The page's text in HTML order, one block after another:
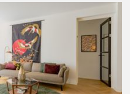
de hoge inbouwkasten;
Warmwater via
€212,86 per maand;
erfpacht ABP 2000, tien jaar